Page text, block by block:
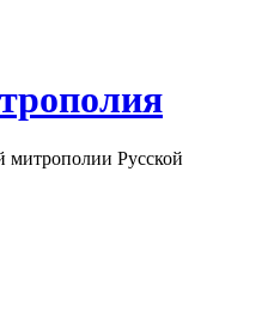
митрополии Русской